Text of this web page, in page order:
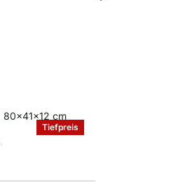
Tiefpreis